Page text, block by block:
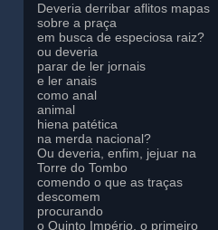
Deveria derribar aflitos mapas
sobre a praça
em busca de especiosa raiz?
ou deveria
parar de ler jornais
e ler anais
como anal
animal
hiena patética
na merda nacional?
Ou deveria, enfim, jejuar na
Torre do Tombo
comendo o que as traças
descomem
procurando
o Quinto Império, o primeiro